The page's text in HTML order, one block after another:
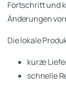
Fortschritt und
Änderungen
Die lokale
kurze
schnelle